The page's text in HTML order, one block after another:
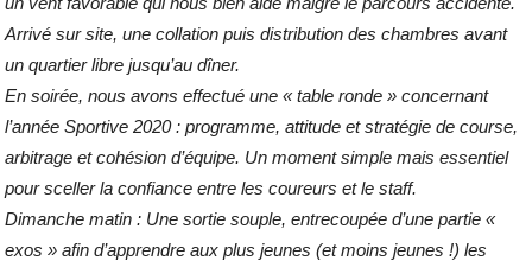
Arrivé sur site, une collation puis distribution des chambres avant
un quartier libre jusqu’au dîner.
En soirée, nous avons effectué une « table ronde » concernant
l’année Sportive 2020 : programme, attitude et stratégie de course,
arbitrage et cohésion d’équipe. Un moment simple mais essentiel
pour sceller la confiance entre les coureurs et le staff.
Dimanche matin : Une sortie souple, entrecoupée d’une partie «
exos » afin d’apprendre aux plus jeunes (et moins jeunes !) les